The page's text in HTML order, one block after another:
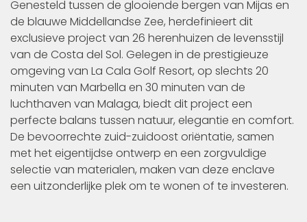
Genesteld tussen de glooiende bergen van Mijas en
de blauwe Middellandse Zee, herdefinieert dit
exclusieve project van 26 herenhuizen de levensstijl
van de Costa del Sol. Gelegen in de prestigieuze
omgeving van La Cala Golf Resort, op slechts 20
minuten van Marbella en 30 minuten van de
luchthaven van Malaga, biedt dit project een
perfecte balans tussen natuur, elegantie en comfort.
De bevoorrechte zuid-zuidoost oriëntatie, samen
met het eigentijdse ontwerp en een zorgvuldige
selectie van materialen, maken van deze enclave
een uitzonderlijke plek om te wonen of te investeren.